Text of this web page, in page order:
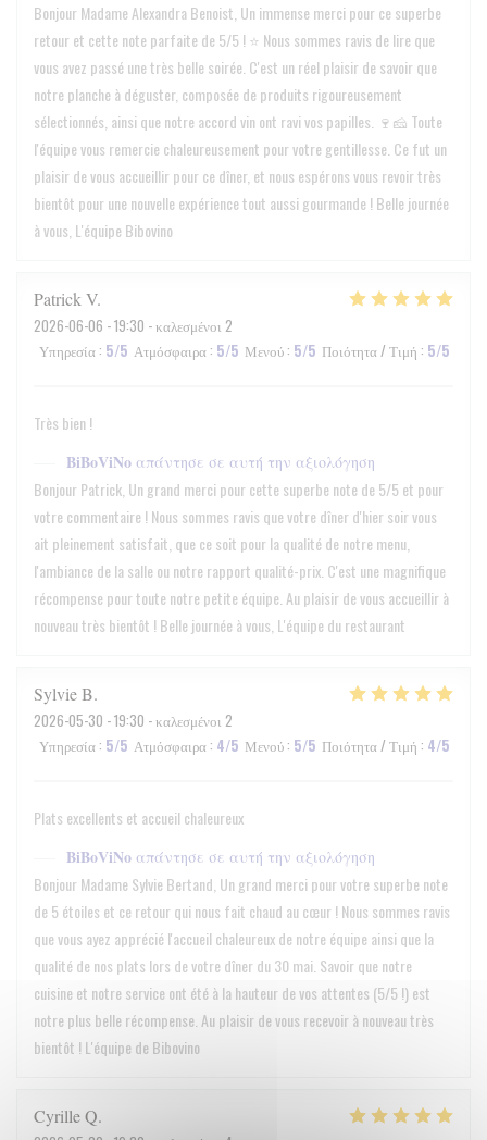
Bonjour Madame Alexandra Benoist, Un immense merci pour ce superbe
retour et cette note parfaite de 5/5 ! ⭐ Nous sommes ravis de lire que
vous avez passé une très belle soirée. C'est un réel plaisir de savoir que
notre planche à déguster, composée de produits rigoureusement
sélectionnés, ainsi que notre accord vin ont ravi vos papilles. 🍷🧀 Toute
l'équipe vous remercie chaleureusement pour votre gentillesse. Ce fut un
plaisir de vous accueillir pour ce dîner, et nous espérons vous revoir très
bientôt pour une nouvelle expérience tout aussi gourmande ! Belle journée
à vous, L'équipe Bibovino
Patrick V
2026-06-06 - 19:30 - καλεσμένοι 2
Υπηρεσία : 5/5 Ατμόσφαιρα : 5/5 Μενού : 5/5 Ποιότητα / Τιμή : 5/5
Très bien !
BiBoViNo απάντησε σε αυτή την αξιολόγηση
Bonjour Patrick, Un grand merci pour cette superbe note de 5/5 et pour
votre commentaire ! Nous sommes ravis que votre dîner d'hier soir vous
ait pleinement satisfait, que ce soit pour la qualité de notre menu,
l'ambiance de la salle ou notre rapport qualité-prix. C'est une magnifique
récompense pour toute notre petite équipe. Au plaisir de vous accueillir à
nouveau très bientôt ! Belle journée à vous, L'équipe du restaurant
SylvieB
2026-05-30 - 19:30 - καλεσμένοι 2
Υπηρεσία : 5/5 Ατμόσφαιρα : 4/5 Μενού : 5/5 Ποιότητα / Τιμή : 4/5
Plats excellents et accueil chaleureux
BiBoViNo απάντησε σε αυτή την αξιολόγηση
Bonjour Madame Sylvie Bertand, Un grand merci pour votre superbe note
de 5 étoiles et ce retour qui nous fait chaud au cœur ! Nous sommes ravis
que vous ayez apprécié l'accueil chaleureux de notre équipe ainsi que la
qualité de nos plats lors de votre dîner du 30 mai. Savoir que notre
cuisine et notre service ont été à la hauteur de vos attentes (5/5 !) est
notre plus belle récompense. Au plaisir de vous recevoir à nouveau très
bientôt ! L'équipe de Bibovino
CyrilleQ